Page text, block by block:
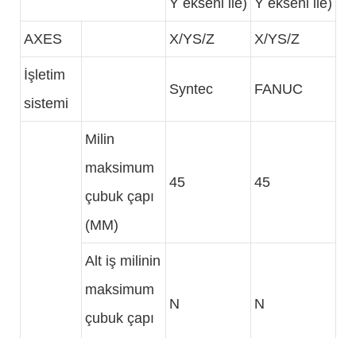
Y ekseni ile) Y ekseni ile)
AXES X/YS/Z X/YS/Z
İşletim
sistemi
Syntec FANUC
Milin
maksimum
çubuk çapı
(MM)
45 45
Alt iş milinin
maksimum
çubuk çapı
N N